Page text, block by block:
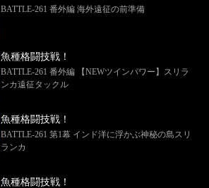
BATTLE-261 番外編 海外遠征の前準備
魚種格闘技戦！
BATTLE-261 番外編 【NEWツインパワー】スリラ
ンカ遠征タックル
魚種格闘技戦！
BATTLE-261 第1幕 インド洋に浮かぶ神秘の島スリ
ランカ
魚種格闘技戦！